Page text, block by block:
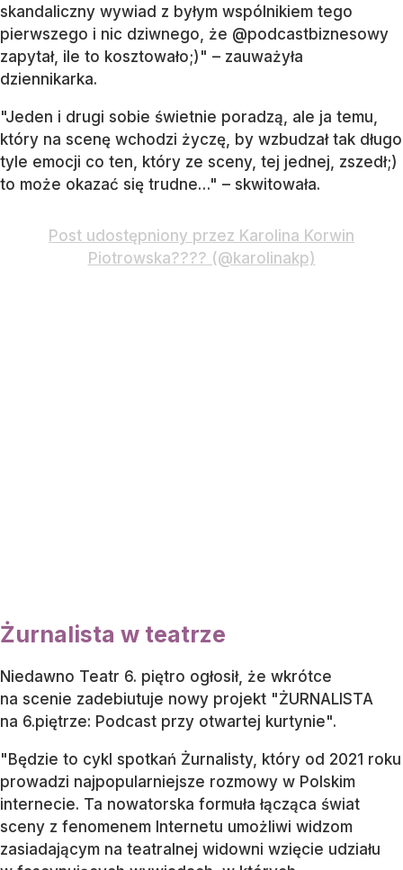
skandaliczny wywiad z byłym wspólnikiem tego
pierwszego i nic dziwnego, że @podcastbiznesowy
zapytał, ile to kosztowało;)" – zauważyła
dziennikarka.
"Jeden i drugi sobie świetnie poradzą, ale ja temu,
który na scenę wchodzi życzę, by wzbudzał tak długo
tyle emocji co ten, który ze sceny, tej jednej, zszedł;)
to może okazać się trudne…" – skwitowała.
Post udostępniony przez Karolina Korwin
Piotrowska???? (@karolinakp)
Żurnalista w teatrze
Niedawno Teatr 6. piętro ogłosił, że wkrótce
na scenie zadebiutuje nowy projekt "ŻURNALISTA
na 6.piętrze: Podcast przy otwartej kurtynie".
"Będzie to cykl spotkań Żurnalisty, który od 2021 roku
prowadzi najpopularniejsze rozmowy w Polskim
internecie. Ta nowatorska formuła łącząca świat
sceny z fenomenem Internetu umożliwi widzom
zasiadającym na teatralnej widowni wzięcie udziału